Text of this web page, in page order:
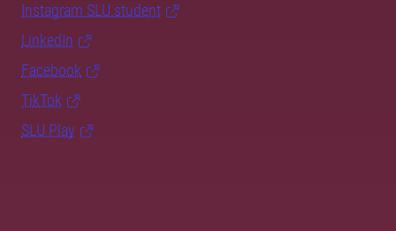
Instagram SLU.student
LinkedIn
Facebook
TikTok
SLU Play